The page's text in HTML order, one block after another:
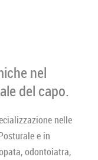
nel
del capo.
nelle
e in
odontoiatra,